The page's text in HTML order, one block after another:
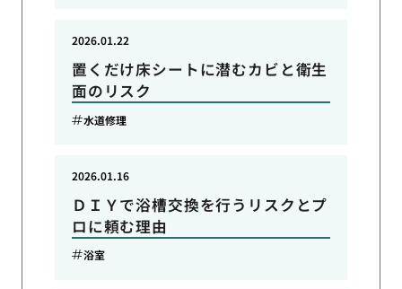
置くだけ床シートに潜むカビと衛生
面のリスク
2026.01.22
水道修理
ＤＩＹで浴槽交換を行うリスクとプ
ロに頼む理由
2026.01.16
浴室